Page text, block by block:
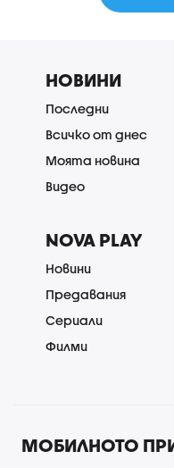
НОВИНИ
Последни
Всичко от днес
Моята новина
Видео
NOVA PLAY
Новини
Предавания
Сериали
Филми
МОБИЛНОТО